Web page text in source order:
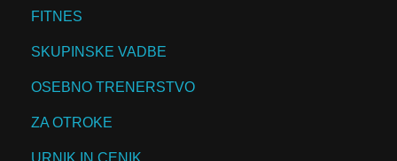
FITNES
SKUPINSKE VADBE
OSEBNO TRENERSTVO
ZA OTROKE
URNIK IN CENIK